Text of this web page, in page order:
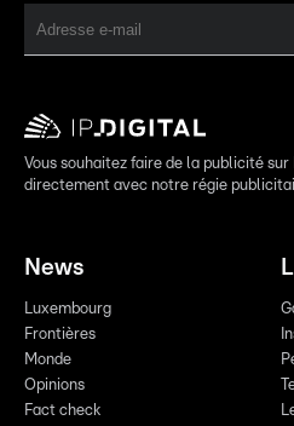
Vous souhaitez faire de la publicité
directement avec notre régie
News
Luxembourg
Frontières
Monde
Opinions
Fact check